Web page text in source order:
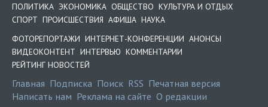
ПОЛИТИКА ЭКОНОМИКА ОБЩЕСТВО КУЛЬТУРА И ОТДЫХ
СПОРТ ПРОИСШЕСТВИЯ АФИША НАУКА
ФОТОРЕПОРТАЖИ ИНТЕРНЕТ-КОНФЕРЕНЦИИ АНОНСЫ
ВИДЕОКОНТЕНТ ИНТЕРВЬЮ КОММЕНТАРИИ
РЕЙТИНГ НОВОСТЕЙ
Главная Подписка Поиск RSS Печатная версия
Написать нам Реклама на сайте О редакции